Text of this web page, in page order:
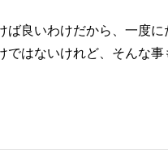
ば良いわけだから、一度に
ではないけれど、そんな事